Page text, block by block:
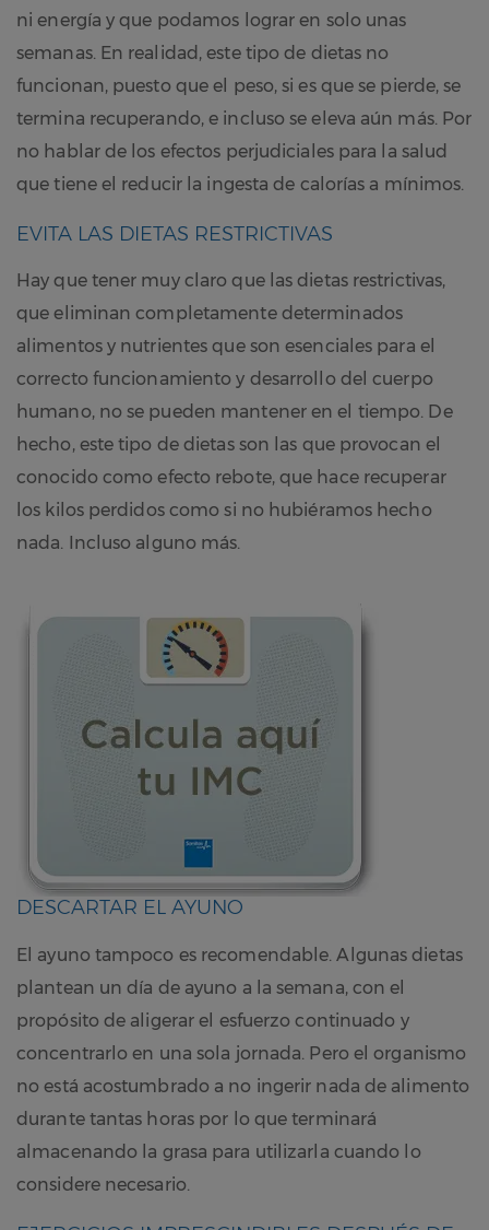
ni energía y que podamos lograr en solo unas
semanas. En realidad, este tipo de dietas no
funcionan, puesto que el peso, si es que se pierde, se
termina recuperando, e incluso se eleva aún más. Por
no hablar de los efectos perjudiciales para la salud
que tiene el reducir la ingesta de calorías a mínimos.
EVITA LAS DIETAS RESTRICTIVAS
Hay que tener muy claro que las dietas restrictivas,
que eliminan completamente determinados
alimentos y nutrientes que son esenciales para el
correcto funcionamiento y desarrollo del cuerpo
humano, no se pueden mantener en el tiempo. De
hecho, este tipo de dietas son las que provocan el
conocido como efecto rebote, que hace recuperar
los kilos perdidos como si no hubiéramos hecho
nada. Incluso alguno más.
DESCARTAR EL AYUNO
El ayuno tampoco es recomendable. Algunas dietas
plantean un día de ayuno a la semana, con el
propósito de aligerar el esfuerzo continuado y
concentrarlo en una sola jornada. Pero el organismo
no está acostumbrado a no ingerir nada de alimento
durante tantas horas por lo que terminará
almacenando la grasa para utilizarla cuando lo
considere necesario.